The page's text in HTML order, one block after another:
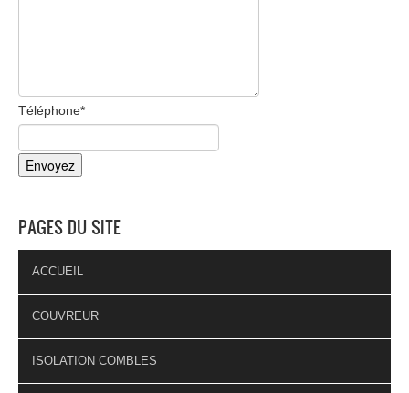
Téléphone*
PAGES DU SITE
ACCUEIL
COUVREUR
ISOLATION COMBLES